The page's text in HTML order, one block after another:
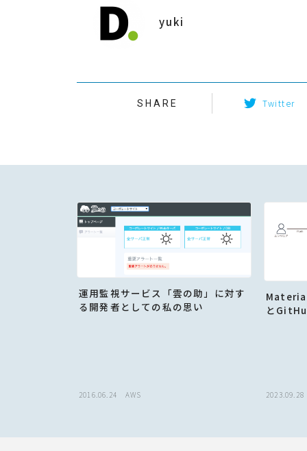
yuki
SHARE Twitter
運用監視サービス「雲の助」に対す
る開発者としての私の思い
2016.06.24 AWS
と
2023.09.28